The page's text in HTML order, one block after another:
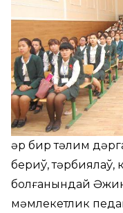
Ҳәр бир тәлим
бериў,
болғанындай
мәмлекетлик